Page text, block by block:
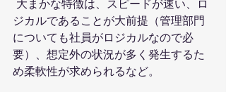
ジカルであることが大前提（管理部門
についても社員がロジカルなので必
要）、想定外の状況が多く発生するた
め柔軟性が求められるなど。